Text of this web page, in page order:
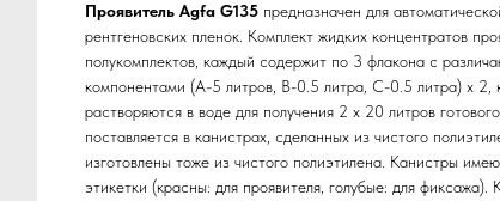
Проявитель Agfa G135 предназначен для
рентгеновских пленок. Комплект жидких концентратов
полукомплектов, каждый содержит по 3 флакона с
компонентами (A-5 литров, B-0.5 литра, C-0.5 литра) х 2,
растворяются в воде для получения 2 х 20 литров
поставляется в канистрах, сделанных из чистого
изготовлены тоже из чистого полиэтилена. Канистры
этикетки (красны: для проявителя, голубые: для